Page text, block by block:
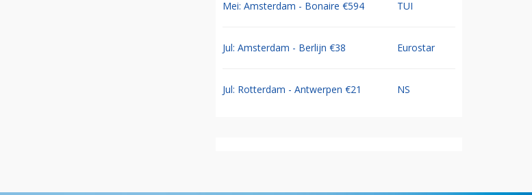
Mei: Amsterdam - Bonaire €594 TUI
Jul: Amsterdam - Berlijn €38 Eurostar
Jul: Rotterdam - Antwerpen €21 NS